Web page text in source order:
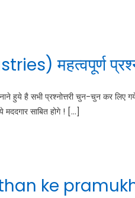
महत्वपूर्ण
हुये है सभी प्रश्नोत्तरी चुन-चुन कर लिए
साबित होगे ! […]
ke